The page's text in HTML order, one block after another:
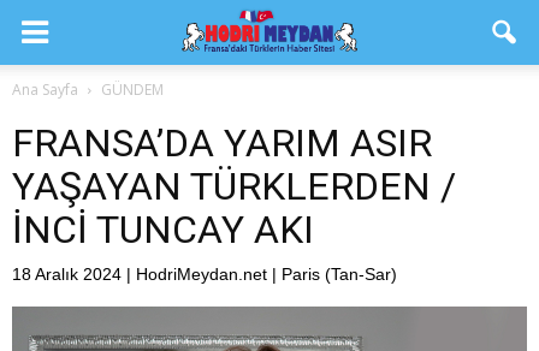
Ana Sayfa GÜNDEM
FRANSA’DA YARIM ASIR
YAŞAYAN TÜRKLERDEN /
İNCİ TUNCAY AKI
18 Aralık 2024 | HodriMeydan.net | Paris (Tan-Sar)